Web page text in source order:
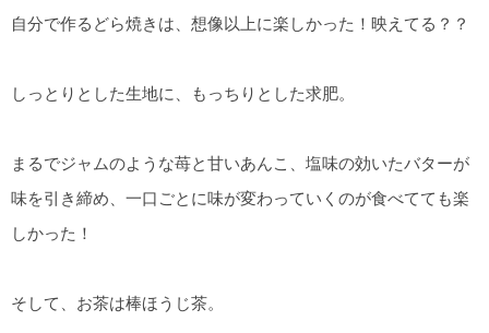
自分で作るどら焼きは、想像以上に楽しかった！映えてる？？
しっとりとした生地に、もっちりとした求肥。
まるでジャムのような苺と甘いあんこ、塩味の効いたバターが
味を引き締め、一口ごとに味が変わっていくのが食べてても楽
しかった！
そして、お茶は棒ほうじ茶。